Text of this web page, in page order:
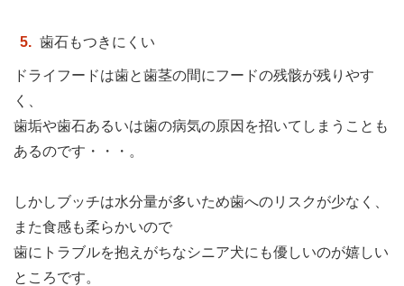
歯石もつきにくい
ドライフードは歯と歯茎の間にフードの残骸が残りやす
く、
歯垢や歯石あるいは歯の病気の原因を招いてしまうことも
あるのです・・・。
しかしブッチは水分量が多いため歯へのリスクが少なく、
また食感も柔らかいので
歯にトラブルを抱えがちなシニア犬にも優しいのが嬉しい
ところです。